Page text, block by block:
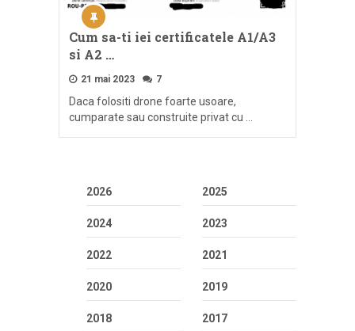
Cum sa-ti iei certificatele A1/A3
si A2 …
21 mai 2023 7
Daca folositi drone foarte usoare,
cumparate sau construite privat cu …
2026 2025
2024 2023
2022 2021
2020 2019
2018 2017